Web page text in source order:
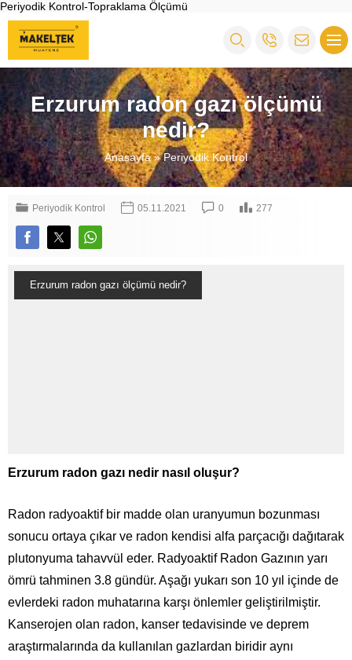
Periyodik Kontrol-Topraklama Ölçümü
Erzurum radon gazı ölçümü
nedir?
Anasayfa»Periyodik Kontrol
Periyodik Kontrol 05.11.2021 0 277
Erzurum radon gazı ölçümü nedir?
Erzurum radon gazı nedir nasıl oluşur?
Radon radyoaktif bir madde olan uranyumun bozunması
sonucu ortaya çıkar ve radon kendisi alfa parçacığı dağıtarak
plutonyuma tahavvül eder. Radyoaktif Radon Gazının yarı
ömrü tahminen 3.8 gündür. Aşağı yukarı son 10 yıl içinde de
evlerdeki radon muhatarına karşı önlemler geliştirilmiştir.
Kanserojen olan radon, kanser tedavisinde ve deprem
araştırmalarında da kullanılan gazlardan biridir aynı